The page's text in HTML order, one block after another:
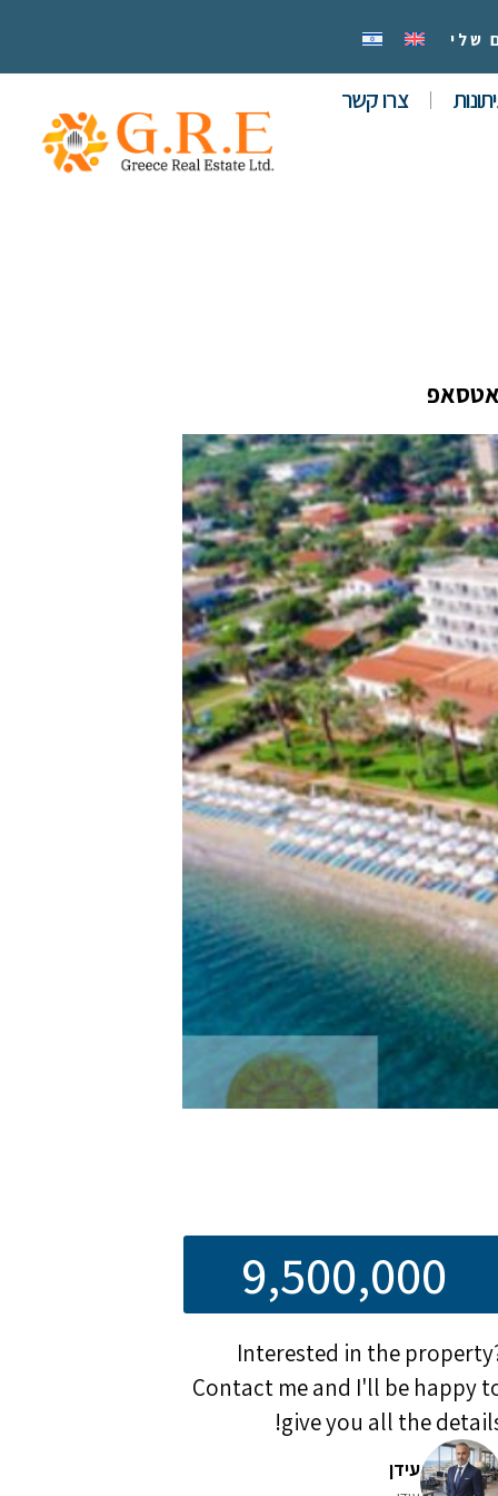
שלי
צרו קשר
9,500,000
Interested in the
Contact me and I'll be happy
give you all the
עידן